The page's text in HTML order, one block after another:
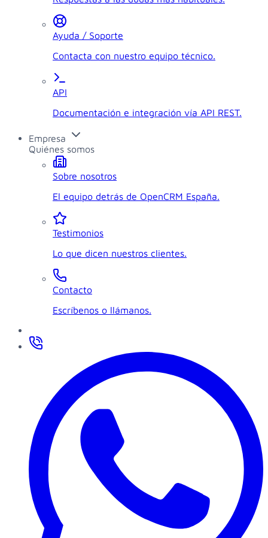
Ayuda / Soporte
Contacta con nuestro equipo técnico.
API
Documentación e integración vía API REST.
Empresa
Quiénes somos
Sobre nosotros
El equipo detrás de OpenCRM España.
Testimonios
Lo que dicen nuestros clientes.
Contacto
Escríbenos o llámanos.